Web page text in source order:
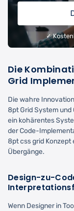
✓
Die
Grid
Die wahre
8pt Grid System und
ein kohärentes
der Code-
8pt css grid
Übergänge.
Design-zu-
Wenn Designer in